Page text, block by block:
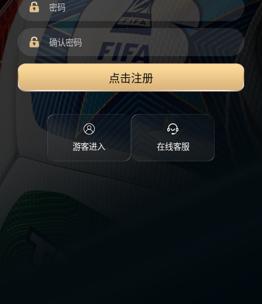
点击注册
游客进入 在线客服